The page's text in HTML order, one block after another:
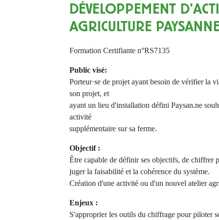
DÉVELOPPEMENT
AGRICULTURE
Formation Certifiante n°RS7135
Public visé:
Porteur·se de projet ayant besoin de vérifier la
son projet, et
ayant un lieu d'installation défini Paysan.ne
activité
supplémentaire sur sa ferme.
Objectif :
Être capable de définir ses objectifs, de chiffrer
juger la faisabilité et la cohérence du système.
Création d'une activité ou d'un nouvel atelier
Enjeux :
S'approprier les outils du chiffrage pour piloter